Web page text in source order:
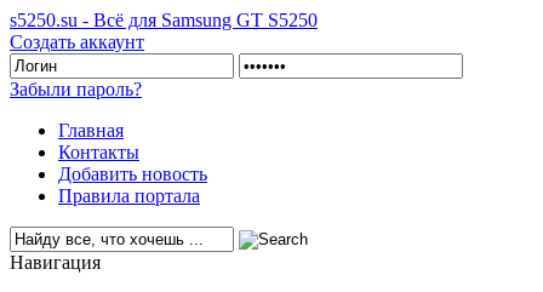
s5250.su - Всё для Samsung GT S5250
Создать аккаунт
Забыли пароль?
Главная
Контакты
Добавить новость
Правила портала
Навигация